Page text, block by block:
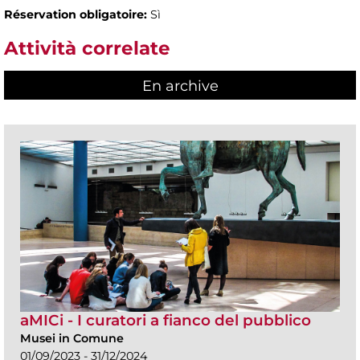
Réservation obligatoire: Sì
Attività correlate
En archive
aMICi - I curatori a fianco del pubblico
Musei in Comune
01/09/2023 - 31/12/2024